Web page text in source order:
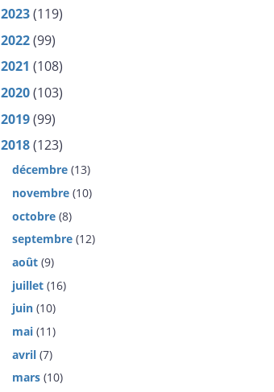
2023(119)
2022(99)
2021 (108)
2020(103)
2019(99)
2018(123)
décembre (13)
novembre (10)
octobre (8)
septembre (12)
août (9)
juillet (16)
juin (10)
mai (11)
avril (7)
mars (10)